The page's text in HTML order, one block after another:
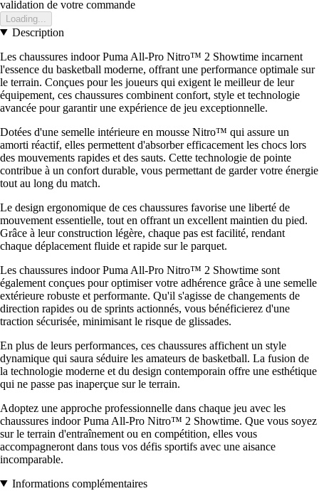
validation de votre commande
Loading...
Description
Les chaussures indoor Puma All-Pro Nitro™ 2 Showtime incarnent
l'essence du basketball moderne, offrant une performance optimale sur
le terrain. Conçues pour les joueurs qui exigent le meilleur de leur
équipement, ces chaussures combinent confort, style et technologie
avancée pour garantir une expérience de jeu exceptionnelle.
Dotées d'une semelle intérieure en mousse Nitro™ qui assure un
amorti réactif, elles permettent d'absorber efficacement les chocs lors
des mouvements rapides et des sauts. Cette technologie de pointe
contribue à un confort durable, vous permettant de garder votre énergie
tout au long du match.
Le design ergonomique de ces chaussures favorise une liberté de
mouvement essentielle, tout en offrant un excellent maintien du pied.
Grâce à leur construction légère, chaque pas est facilité, rendant
chaque déplacement fluide et rapide sur le parquet.
Les chaussures indoor Puma All-Pro Nitro™ 2 Showtime sont
également conçues pour optimiser votre adhérence grâce à une semelle
extérieure robuste et performante. Qu'il s'agisse de changements de
direction rapides ou de sprints actionnés, vous bénéficierez d'une
traction sécurisée, minimisant le risque de glissades.
En plus de leurs performances, ces chaussures affichent un style
dynamique qui saura séduire les amateurs de basketball. La fusion de
la technologie moderne et du design contemporain offre une esthétique
qui ne passe pas inaperçue sur le terrain.
Adoptez une approche professionnelle dans chaque jeu avec les
chaussures indoor Puma All-Pro Nitro™ 2 Showtime. Que vous soyez
sur le terrain d'entraînement ou en compétition, elles vous
accompagneront dans tous vos défis sportifs avec une aisance
incomparable.
Informations complémentaires